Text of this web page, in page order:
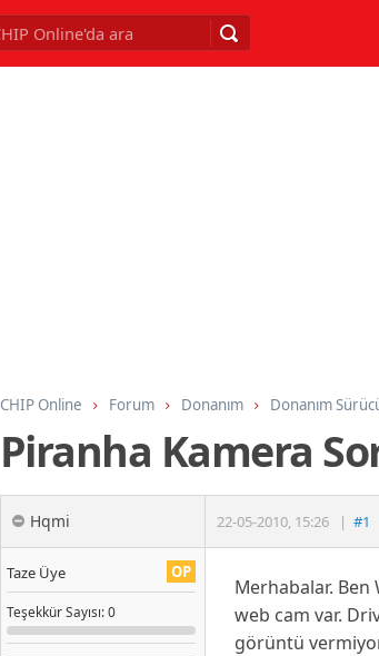
CHIP Online Forum Donanım Donanım
Piranha Kamera
Hqmi 22-05-2010, 15:26 | #1
OP
Taze Üye
TeşekkürSayısı: 0
Merhabalar. Ben
web cam var.
görüntü